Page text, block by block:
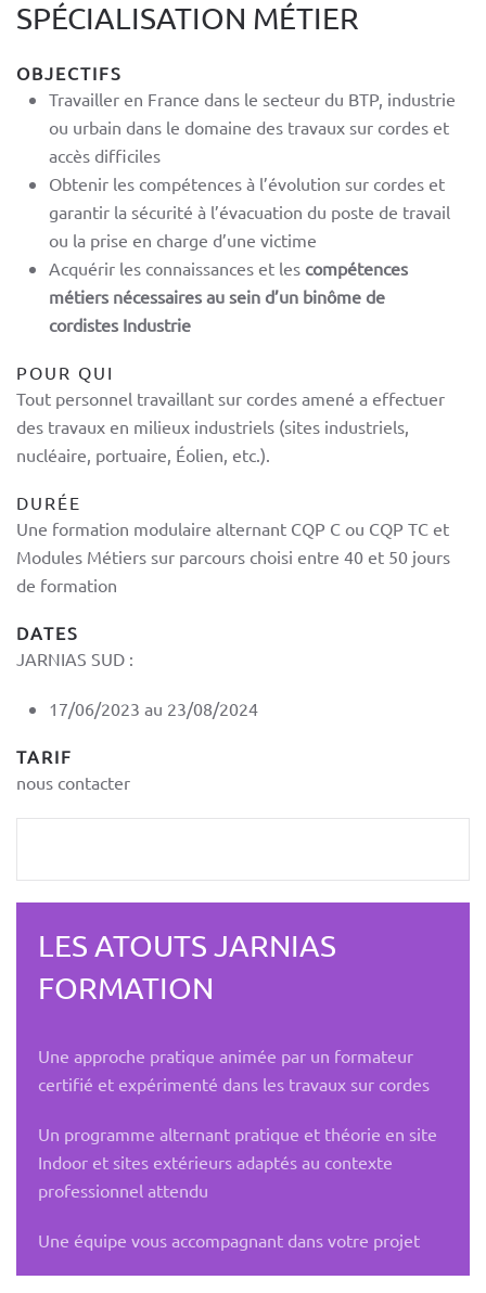
SPÉCIALISATION MÉTIER
OBJECTIFS
Travailler en France dans le secteur du BTP, industrie
ou urbain dans le domaine des travaux sur cordes et
accès difficiles
Obtenir les compétences à l’évolution sur cordes et
garantir la sécurité à l’évacuation du poste de travail
ou la prise en charge d’une victime
Acquérir les connaissances et les compétences
métiers nécessaires au sein d’un binôme de
cordistes Industrie
POUR QUI
Tout personnel travaillant sur cordes amené a effectuer
des travaux en milieux industriels (sites industriels,
nucléaire, portuaire, Éolien, etc.).
DURÉE
Une formation modulaire alternant CQP C ou CQP TC et
Modules Métiers sur parcours choisi entre 40 et 50 jours
de formation
DATES
JARNIAS SUD :
17/06/2023 au 23/08/2024
TARIF
nous contacter
LES ATOUTS JARNIAS
FORMATION
Une approche pratique animée par un formateur
certifié et expérimenté dans les travaux sur cordes
Un programme alternant pratique et théorie en site
Indoor et sites extérieurs adaptés au contexte
professionnel attendu
Une équipe vous accompagnant dans votre projet